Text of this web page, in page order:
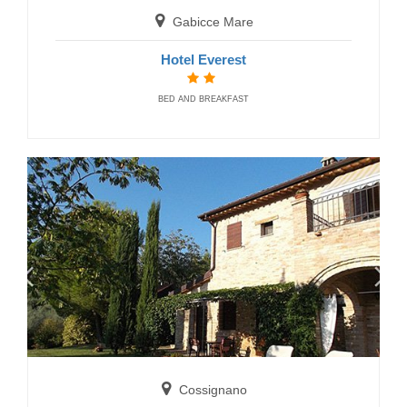
Urbino
Country House Girfalco
COUNTRY HOUSE
Gabicce Mare
Hotel Everest
BED AND BREAKFAST
Cossignano